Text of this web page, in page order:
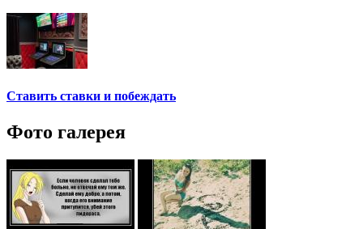
Ставить ставки и побеждать
Фото галерея